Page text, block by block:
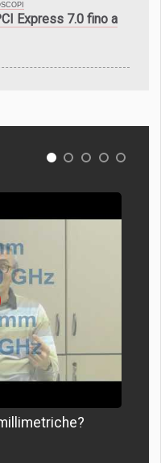
Express 7.0 fino a